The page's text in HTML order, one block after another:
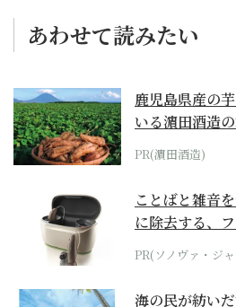
あわせて読みたい
鹿児島県産の
いる濵田酒造
PR(濵田酒造)
ことばと雑音
に除去する、
位モデル
PR(ソノヴァ・ジ
海の民が紡い